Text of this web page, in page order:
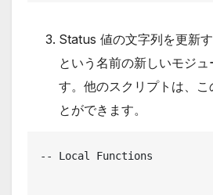
Status 値の文字列を更新
という名前の新しいモジ
す。他のスクリプトは、こ
とができます。
-- Local Functions